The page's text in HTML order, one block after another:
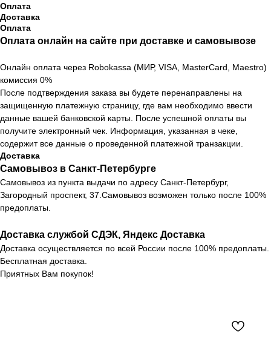
Оплата
Доставка
Оплата
Оплата онлайн на сайте при доставке и самовывозе
Онлайн оплата через Robokassa (МИР, VISA, MasterCard, Maestro)
комиссия 0%
После подтверждения заказа вы будете перенаправлены на
защищенную платежную страницу, где вам необходимо ввести
данные вашей банковской карты. После успешной оплаты вы
получите электронный чек. Информация, указанная в чеке,
содержит все данные о проведенной платежной транзакции.
Доставка
Самовывоз в Санкт-Петербурге
Самовывоз из пункта выдачи по адресу Санкт-Петербург,
Загородный проспект, 37.Самовывоз возможен только после 100%
предоплаты.
Доставка службой СДЭК, Яндекс Доставка
Доставка осуществляется по всей России после 100% предоплаты.
Бесплатная доставка.
Приятных Вам покупок!
Каталог